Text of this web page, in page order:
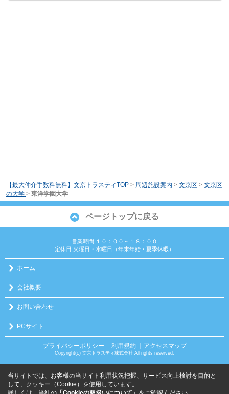
【最大仲介手数料無料】文京トラスティTOP > 周辺施設案内 > 文京区 > 文京区
の大学 > 東洋学園大学
ページトップに戻る
営業時間:１０：００～１８：００
定休日:火曜日・水曜日（年末年始・夏季休暇）
ホーム
会社概要
お問い合わせ
PCサイト
プライバシーポリシー ｜ 利用規約 ｜アクセスマップ
Copyright(c) 文京トラスティ株式会社 All rights reserved.
当サイトでは、お客様の当サイト利用状況把握、サービス向上検討を目的と
して、クッキー（Cookie）を使用しています。